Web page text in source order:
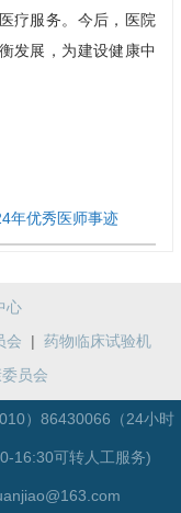
疗服务。今后，医院
发展，为建设健康中
年优秀医师事迹
心
会 | 药物临床试验机
员会
010）86430066（24小时
16:30可转人工服务)